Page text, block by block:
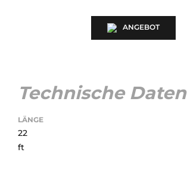
ANGEBOT
Technische Daten
LÄNGE
22
ft